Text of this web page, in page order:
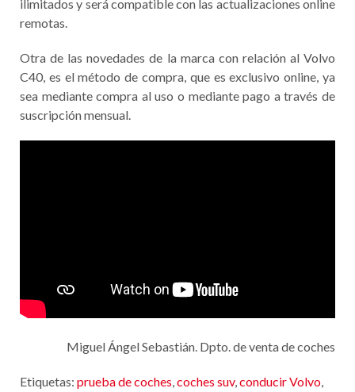
ilimitados y será compatible con las actualizaciones online
remotas.
Otra de las novedades de la marca con relación al Volvo
C40, es el método de compra, que es exclusivo online, ya
sea mediante compra al uso o mediante pago a través de
suscripción mensual.
Miguel Ángel Sebastián. Dpto. de venta de coches
Etiquetas: prueba de coches,coches suv,conducir Volvo,